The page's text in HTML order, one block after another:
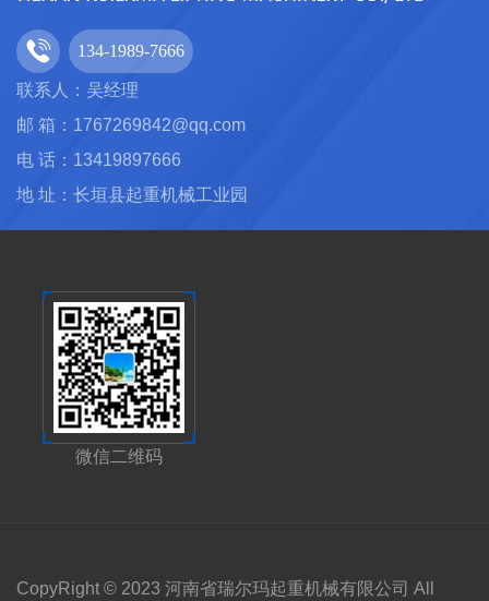
134-1989-7666
联系人：吴经理
邮 箱：1767269842@qq.com
电 话：13419897666
地 址：长垣县起重机械工业园
微信二维码
CopyRight © 2023 河南省瑞尔玛起重机械有限公司 All